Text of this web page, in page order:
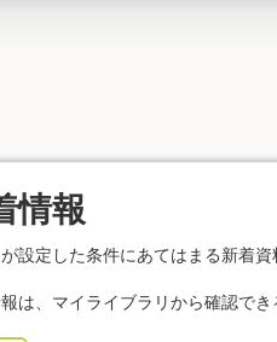
情報
設定した条件にあてはまる新着
は、マイライブラリから確認で